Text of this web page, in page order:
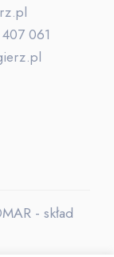
061
- skład